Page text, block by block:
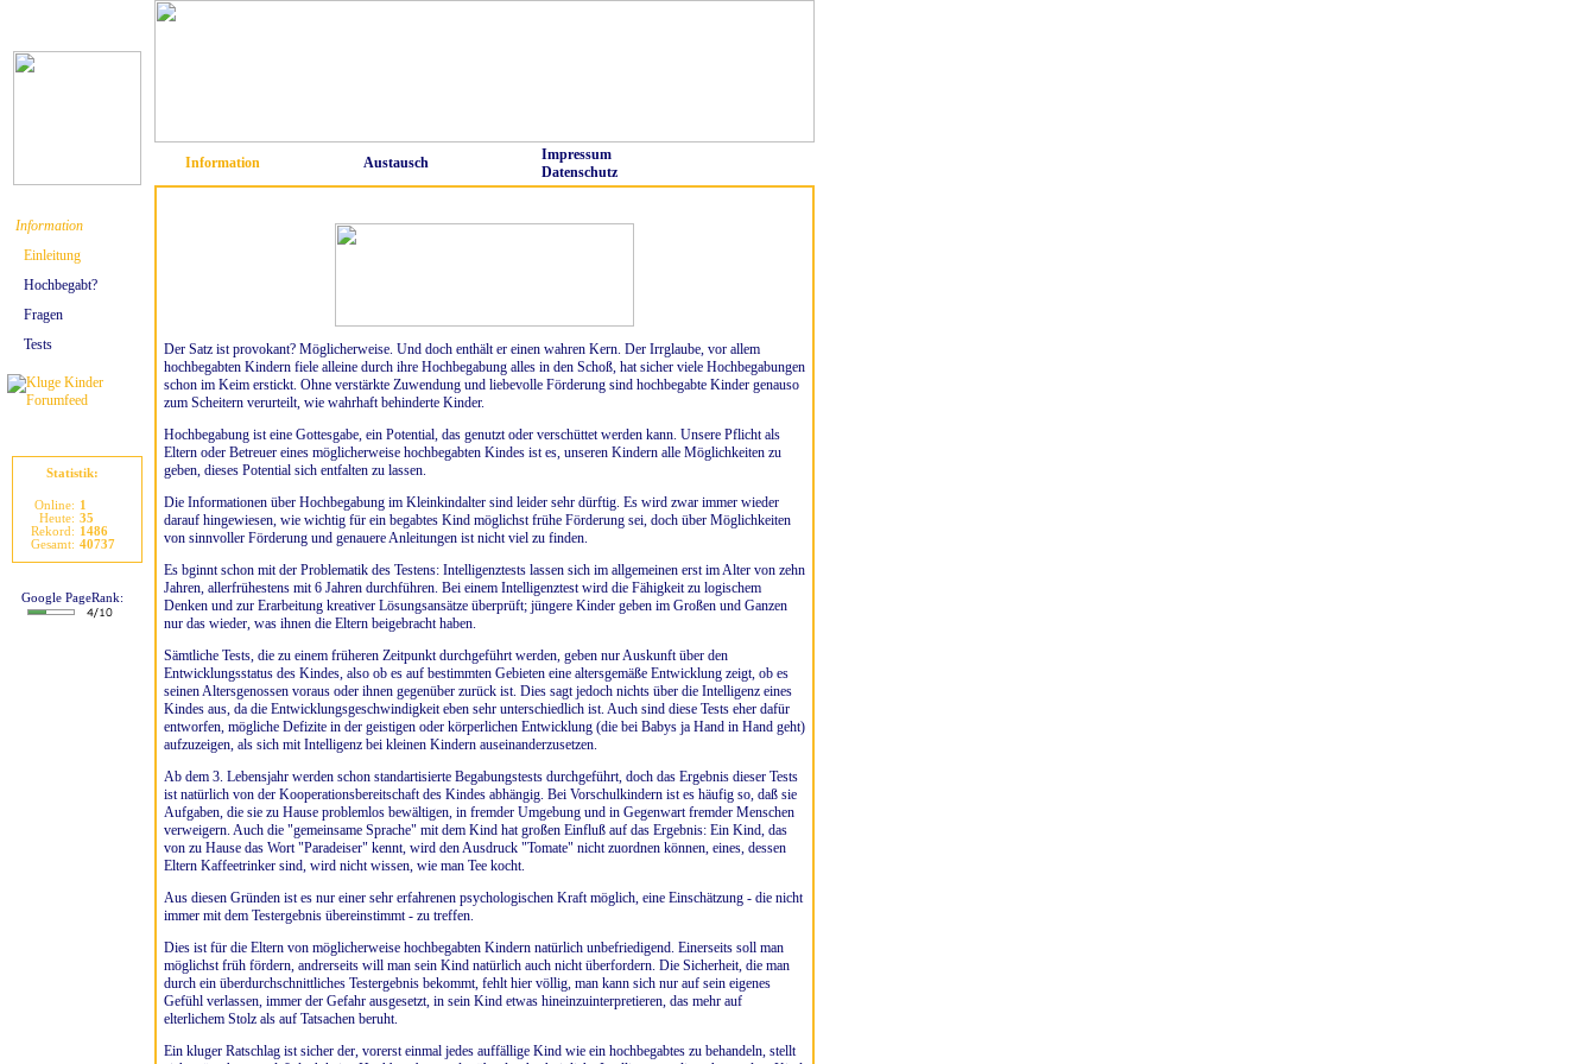
Information Austausch
Impressum
Datenschutz
Information
Einleitung
Hochbegabt?
Fragen
Tests
Statistik:
Online:
Heute:
Rekord:
Gesamt:
1
35
1486
40737
Google PageRank:
Der Satz ist provokant? Möglicherweise. Und doch enthält er einen wahren Kern. Der Irrglaube, vor allem
hochbegabten Kindern fiele alleine durch ihre Hochbegabung alles in den Schoß, hat sicher viele Hochbegabungen
schon im Keim erstickt. Ohne verstärkte Zuwendung und liebevolle Förderung sind hochbegabte Kinder genauso
zum Scheitern verurteilt, wie wahrhaft behinderte Kinder.
Hochbegabung ist eine Gottesgabe, ein Potential, das genutzt oder verschüttet werden kann. Unsere Pflicht als
Eltern oder Betreuer eines möglicherweise hochbegabten Kindes ist es, unseren Kindern alle Möglichkeiten zu
geben, dieses Potential sich entfalten zu lassen.
Die Informationen über Hochbegabung im Kleinkindalter sind leider sehr dürftig. Es wird zwar immer wieder
darauf hingewiesen, wie wichtig für ein begabtes Kind möglichst frühe Förderung sei, doch über Möglichkeiten
von sinnvoller Förderung und genauere Anleitungen ist nicht viel zu finden.
Es bginnt schon mit der Problematik des Testens: Intelligenztests lassen sich im allgemeinen erst im Alter von zehn
Jahren, allerfrühestens mit 6 Jahren durchführen. Bei einem Intelligenztest wird die Fähigkeit zu logischem
Denken und zur Erarbeitung kreativer Lösungsansätze überprüft; jüngere Kinder geben im Großen und Ganzen
nur das wieder, was ihnen die Eltern beigebracht haben.
Sämtliche Tests, die zu einem früheren Zeitpunkt durchgeführt werden, geben nur Auskunft über den
Entwicklungsstatus des Kindes, also ob es auf bestimmten Gebieten eine altersgemäße Entwicklung zeigt, ob es
seinen Altersgenossen voraus oder ihnen gegenüber zurück ist. Dies sagt jedoch nichts über die Intelligenz eines
Kindes aus, da die Entwicklungsgeschwindigkeit eben sehr unterschiedlich ist. Auch sind diese Tests eher dafür
entworfen, mögliche Defizite in der geistigen oder körperlichen Entwicklung (die bei Babys ja Hand in Hand geht)
aufzuzeigen, als sich mit Intelligenz bei kleinen Kindern auseinanderzusetzen.
Ab dem 3. Lebensjahr werden schon standartisierte Begabungstests durchgeführt, doch das Ergebnis dieser Tests
ist natürlich von der Kooperationsbereitschaft des Kindes abhängig. Bei Vorschulkindern ist es häufig so, daß sie
Aufgaben, die sie zu Hause problemlos bewältigen, in fremder Umgebung und in Gegenwart fremder Menschen
verweigern. Auch die "gemeinsame Sprache" mit dem Kind hat großen Einfluß auf das Ergebnis: Ein Kind, das
von zu Hause das Wort "Paradeiser" kennt, wird den Ausdruck "Tomate" nicht zuordnen können, eines, dessen
Eltern Kaffeetrinker sind, wird nicht wissen, wie man Tee kocht.
Aus diesen Gründen ist es nur einer sehr erfahrenen psychologischen Kraft möglich, eine Einschätzung - die nicht
immer mit dem Testergebnis übereinstimmt - zu treffen.
Dies ist für die Eltern von möglicherweise hochbegabten Kindern natürlich unbefriedigend. Einerseits soll man
möglichst früh fördern, andrerseits will man sein Kind natürlich auch nicht überfordern. Die Sicherheit, die man
durch ein überdurchschnittliches Testergebnis bekommt, fehlt hier völlig, man kann sich nur auf sein eigenes
Gefühl verlassen, immer der Gefahr ausgesetzt, in sein Kind etwas hineinzuinterpretieren, das mehr auf
elterlichem Stolz als auf Tatsachen beruht.
Ein kluger Ratschlag ist sicher der, vorerst einmal jedes auffällige Kind wie ein hochbegabtes zu behandeln, stellt